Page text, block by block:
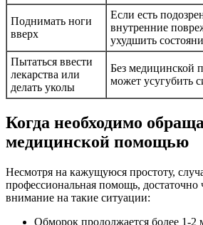
Поднимать ноги
вверх
Если есть
внутренние
ухудшить
Пытаться ввести
лекарства или
делать уколы
Без медицинской
может усугубить
Когда необходимо
медицинской помощью
Несмотря на кажущуюся простоту,
профессиональная помощь, достаточно
внимание на такие ситуации:
Обморок продолжается более 1-2